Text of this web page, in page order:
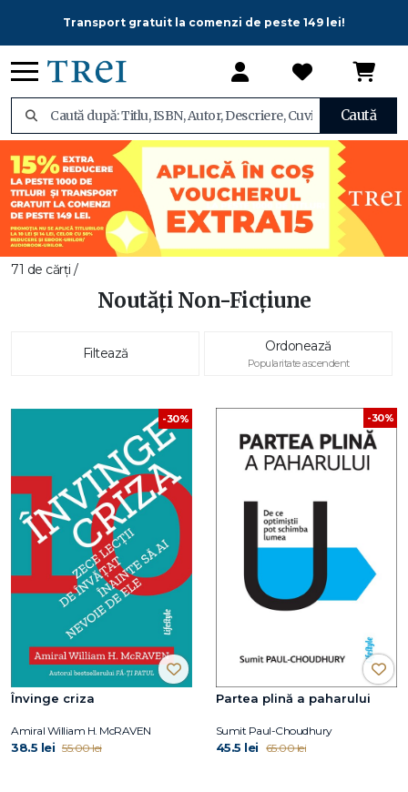
Transport gratuit la comenzi de peste 149 lei!
Caută
71 de cărți /
Noutăți Non-Ficțiune
Filtează Ordonează
Popularitate ascendent
-30%
Învinge criza
Amiral William H. McRAVEN
38.5 lei 55.00 lei
-30%
Partea plină a paharului
Sumit Paul-Choudhury
45.5 lei 65.00 lei